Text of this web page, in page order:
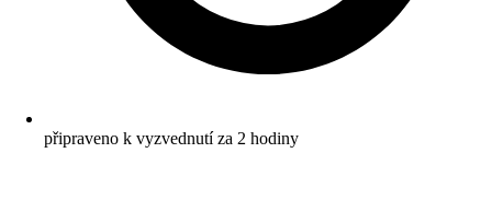
připraveno k vyzvednutí za 2 hodiny